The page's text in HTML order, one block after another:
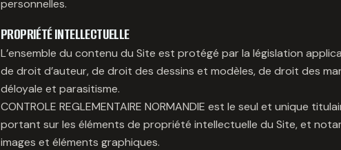
personnelles.
PROPRIÉTÉ INTELLECTUELLE
L’ensemble du contenu du Site est protégé par la législation
de droit d’auteur, de droit des dessins et modèles, de droit des
déloyale et parasitisme.
CONTROLE REGLEMENTAIRE NORMANDIE est le seul et unique
portant sur les éléments de propriété intellectuelle du Site, et
images et éléments graphiques.